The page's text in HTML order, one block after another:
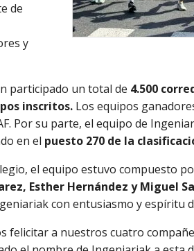
de
y
participado un total de 4.500
inscritos.Los equipos
Por su parte, el equipo de
en el puesto 270 de la
el equipo estuvo compuesto
Esther Hernández y Miguel
con entusiasmo y espíritu
felicitar a nuestros cuatro